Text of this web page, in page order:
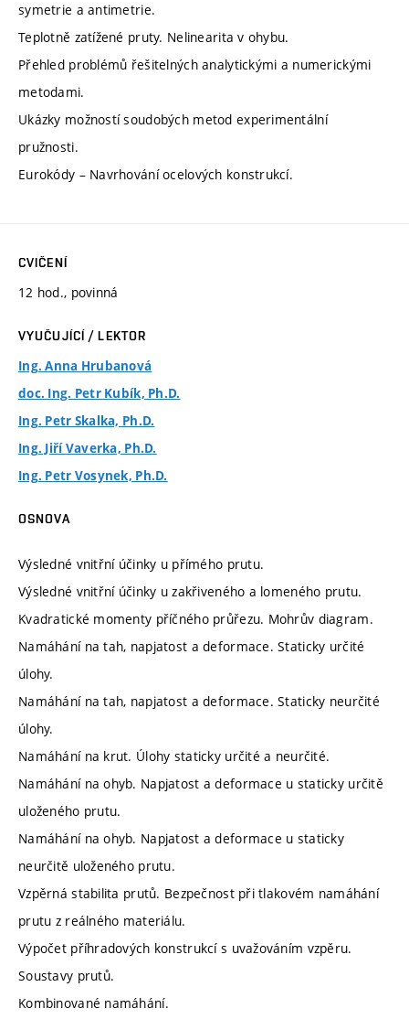
symetrie a antimetrie.
Teplotně zatížené pruty. Nelinearita v ohybu.
Přehled problémů řešitelných analytickými a numerickými
metodami.
Ukázky možností soudobých metod experimentální
pružnosti.
Eurokódy – Navrhování ocelových konstrukcí.
CVIČENÍ
12 hod., povinná
VYUČUJÍCÍ / LEKTOR
Ing. Anna Hrubanová
doc. Ing. Petr Kubík, Ph.D.
Ing. Petr Skalka, Ph.D.
Ing. Jiří Vaverka, Ph.D.
Ing. Petr Vosynek, Ph.D.
OSNOVA
Výsledné vnitřní účinky u přímého prutu.
Výsledné vnitřní účinky u zakřiveného a lomeného prutu.
Kvadratické momenty příčného průřezu. Mohrův diagram.
Namáhání na tah, napjatost a deformace. Staticky určité
úlohy.
Namáhání na tah, napjatost a deformace. Staticky neurčité
úlohy.
Namáhání na krut. Úlohy staticky určité a neurčité.
Namáhání na ohyb. Napjatost a deformace u staticky určitě
uloženého prutu.
Namáhání na ohyb. Napjatost a deformace u staticky
neurčitě uloženého prutu.
Vzpěrná stabilita prutů. Bezpečnost při tlakovém namáhání
prutu z reálného materiálu.
Výpočet příhradových konstrukcí s uvažováním vzpěru.
Soustavy prutů.
Kombinované namáhání.